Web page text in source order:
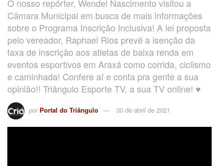
O nosso repórter, Wendel Nascimento visitou a
Câmara Municipal em busca de mais informações
sobre o Programa Inscrição Inclusiva! A lei proposta
pelo vereador, Raphael Rios prevê a isenção da
taxa de inscrição aos atletas de baixa renda em
eventos esportivos em Araxá como corrida, ciclismo
e caminhada! Confere aí e conta pra gente a sua
opinião!! Triângulo Esporte TV, a sua TV online! ♥
por Portal do Triângulo 30 de abril de 2021